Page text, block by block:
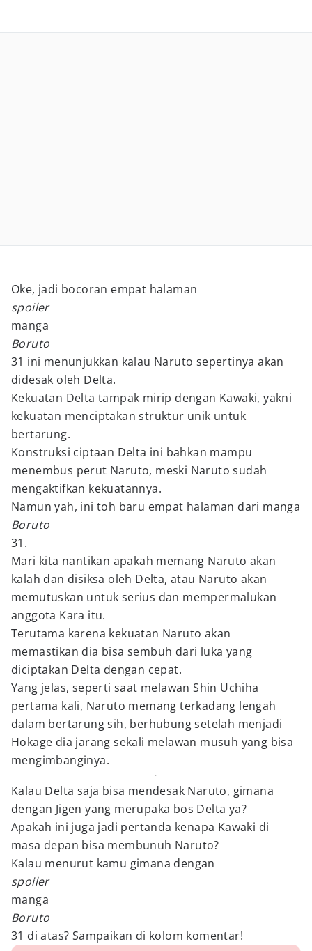
Oke, jadi bocoran empat halaman
spoiler
manga
Boruto
31 ini menunjukkan kalau Naruto sepertinya akan
didesak oleh Delta.
Kekuatan Delta tampak mirip dengan Kawaki, yakni
kekuatan menciptakan struktur unik untuk
bertarung.
Konstruksi ciptaan Delta ini bahkan mampu
menembus perut Naruto, meski Naruto sudah
mengaktifkan kekuatannya.
Namun yah, ini toh baru empat halaman dari manga
Boruto
31.
Mari kita nantikan apakah memang Naruto akan
kalah dan disiksa oleh Delta, atau Naruto akan
memutuskan untuk serius dan mempermalukan
anggota Kara itu.
Terutama karena kekuatan Naruto akan
memastikan dia bisa sembuh dari luka yang
diciptakan Delta dengan cepat.
Yang jelas, seperti saat melawan Shin Uchiha
pertama kali, Naruto memang terkadang lengah
dalam bertarung sih, berhubung setelah menjadi
Hokage dia jarang sekali melawan musuh yang bisa
mengimbanginya.
Kalau Delta saja bisa mendesak Naruto, gimana
dengan Jigen yang merupaka bos Delta ya?
Apakah ini juga jadi pertanda kenapa Kawaki di
masa depan bisa membunuh Naruto?
Kalau menurut kamu gimana dengan
spoiler
manga
Boruto
31 di atas? Sampaikan di kolom komentar!